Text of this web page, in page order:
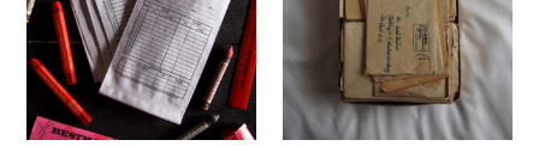
¥330 220